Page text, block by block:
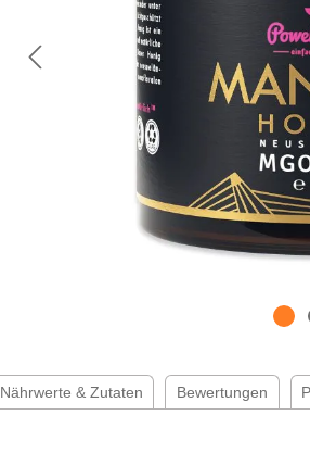
Nährwerte & Zutaten Bewertungen